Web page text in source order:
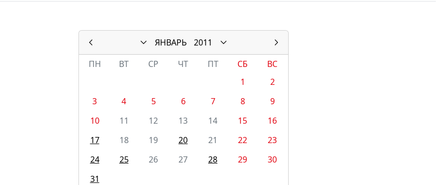
ЯНВАРЬ
2011
ПН
ВТ СР ЧТ ПТ СБ
ВС
1
2
3
4 5 6 7 8
9
10
11 12 13 14 15
16
17
18 19 20 21 22
23
24
25 26 27 28 29
30
31